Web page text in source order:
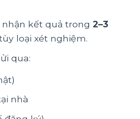
kết quả trong 2–3
loại xét nghiệm.
qua:
nhà